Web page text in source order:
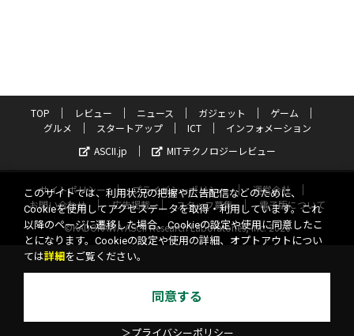
TOP レビュー ニュース ガジェット
ゲーム
グルメ
スタートアップ ICT
インフォメーション
ASCII.jp
MITテクノロジーレビュー
サイトポリシー プライバシーポリシー
運営会社
お問い合わせ
広告掲載 スタッフ募集
電子版について
©KADOKAWA ASCII Research Laboratories, Inc. 2026
このサイトでは、利用状況の把握や広告配信などのために、
Cookieを使用してアクセスデータを取得・利用しています。これ
以降のページに遷移した場合、Cookieの設定や使用に同意したこ
とになります。Cookieの設定や使用の詳細、オプトアウトについ
ては詳細 をご覧ください。
同意する
＞プライバシーポリシー